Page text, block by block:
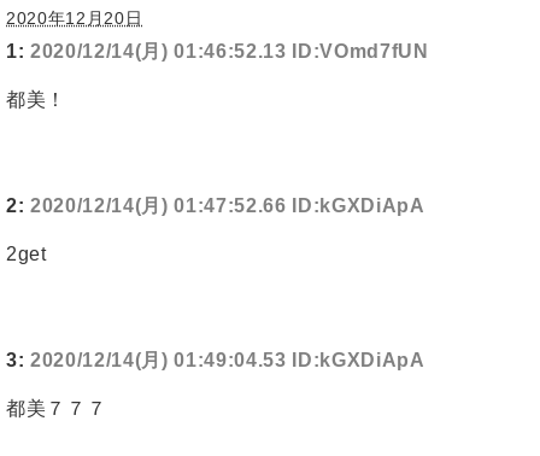
2020年12月20日
1: 2020/12/14(月) 01:46:52.13 ID:VOmd7fUN
都美！
2: 2020/12/14(月) 01:47:52.66 ID:kGXDiApA
2get
3: 2020/12/14(月) 01:49:04.53 ID:kGXDiApA
都美７７７